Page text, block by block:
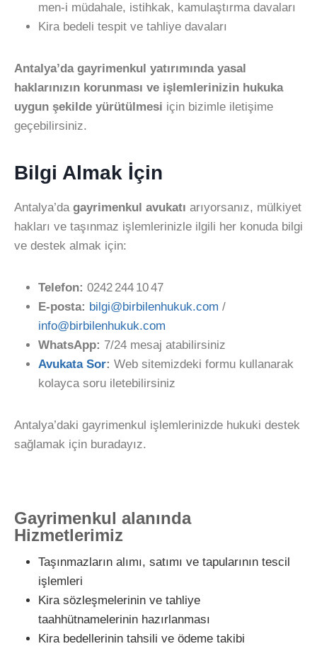
men‑i müdahale, istihkak, kamulaştırma davaları
Kira bedeli tespit ve tahliye davaları
Antalya’da gayrimenkul yatırımında yasal
haklarınızın korunması ve işlemlerinizin hukuka
uygun şekilde yürütülmesi için bizimle iletişime
geçebilirsiniz.
Bilgi Almak İçin
Antalya’da gayrimenkul avukatı arıyorsanız, mülkiyet
hakları ve taşınmaz işlemlerinizle ilgili her konuda bilgi
ve destek almak için:
Telefon: 0242 244 10 47
E-posta: bilgi@birbilenhukuk.com /
info@birbilenhukuk.com
WhatsApp: 7/24 mesaj atabilirsiniz
Avukata Sor: Web sitemizdeki formu kullanarak
kolayca soru iletebilirsiniz
Antalya’daki gayrimenkul işlemlerinizde hukuki destek
sağlamak için buradayız.
Gayrimenkul alanında
Hizmetlerimiz
Taşınmazların alımı, satımı ve tapularının tescil
işlemleri
Kira sözleşmelerinin ve tahliye
taahhütnamelerinin hazırlanması
Kira bedellerinin tahsili ve ödeme takibi